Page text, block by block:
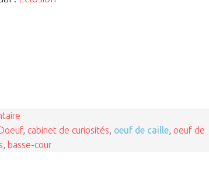
, cabinet de curiosités, oeuf de caille, oeuf de
, basse-cour